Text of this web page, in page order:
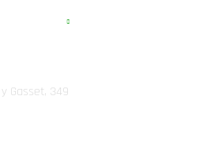
Gasset, 349